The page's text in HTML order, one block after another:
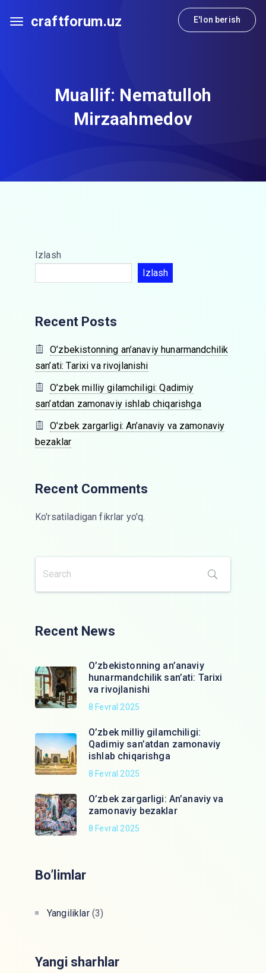
craftforum.uz E'lon berish
Muallif: Nematulloh
Mirzaahmedov
Izlash
Izlash
Recent Posts
O’zbekistonning an’anaviy hunarmandchilik
san’ati: Tarixi va rivojlanishi
O’zbek milliy gilamchiligi: Qadimiy
san’atdan zamonaviy ishlab chiqarishga
O’zbek zargarligi: An’anaviy va zamonaviy
bezaklar
Recent Comments
Ko'rsatiladigan fikrlar yo'q.
Recent News
O’zbekistonning an’anaviy
hunarmandchilik san’ati: Tarixi
va rivojlanishi
8 Fevral 2025
O’zbek milliy gilamchiligi:
Qadimiy san’atdan zamonaviy
ishlab chiqarishga
8 Fevral 2025
O’zbek zargarligi: An’anaviy va
zamonaviy bezaklar
8 Fevral 2025
Bo’limlar
Yangiliklar(3)
Yangi sharhlar